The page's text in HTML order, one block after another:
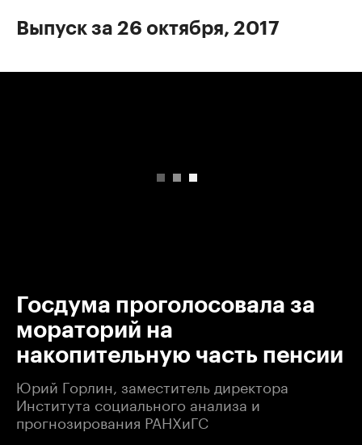
Выпуск за 26 октября, 2017
Госдума проголосовала за
мораторий на
накопительную часть пенсии
Юрий Горлин, заместитель директора
Института социального анализа и
прогнозирования РАНХиГС